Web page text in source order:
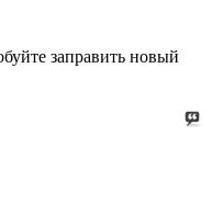
заправить новый